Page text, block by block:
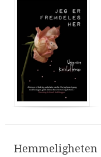
Hemmeligheten